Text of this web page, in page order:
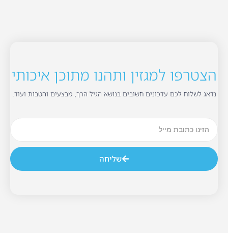
הצטרפו למגזין ותהנו מתוכן איכותי
נדאג לשלוח לכם עדכונים חשובים בנושא הגיל הרך, מבצעים והטבות ועוד.
שליחה